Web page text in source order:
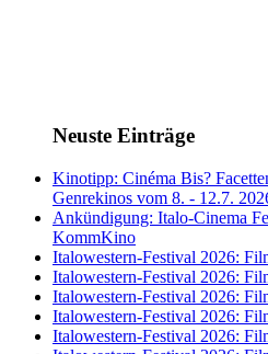
Neuste Einträge
Kinotipp: Cinéma Bis?
Genrekinos vom 8. - 12.7.
Ankündigung: Italo-Cinema
KommKino
Italowestern-Festival 2026:
Italowestern-Festival 2026:
Italowestern-Festival 2026:
Italowestern-Festival 2026:
Italowestern-Festival 2026: